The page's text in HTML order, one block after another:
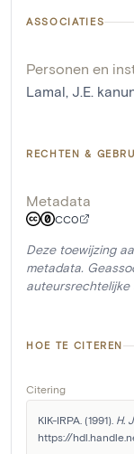
ASSOCIATIES
Personen en
Lamal, J.E.
RECHTEN &
Metadata
CC0
Deze toewijzing
metadata.
auteursrechtelijke
HOE TE CITEREN
Citering
KIK-IRPA. (1991). H.
https://